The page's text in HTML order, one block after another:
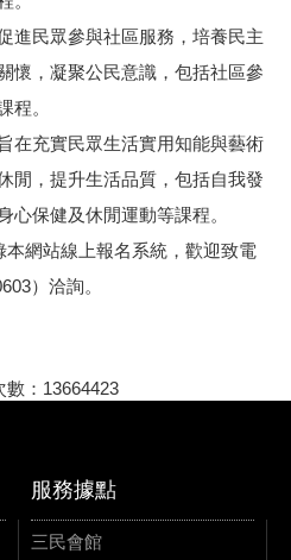
進民眾參與社區服務，培養民主
懷，凝聚公民意識，包括社區參
程。
在充實民眾生活實用知能與藝術
閒，提升生活品質，包括自我發
心保健及休閒運動等課程。
網站線上報名系統，歡迎致電
）洽詢。
：13664423
服務據點
三民會館